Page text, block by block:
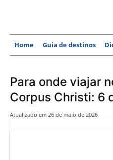
Home Guia de destinos
Para onde viajar
Corpus Christi: 6
Atualizado em 26 de maio de 2026